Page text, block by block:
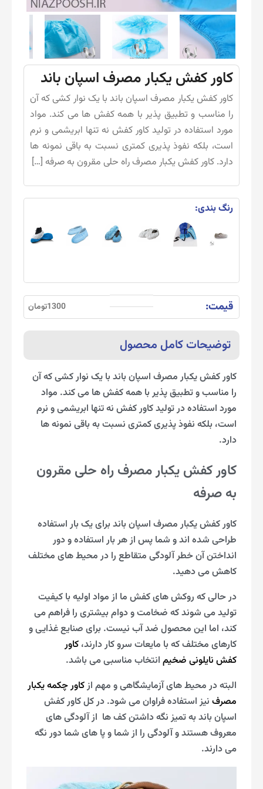
کاور کفش یکبار مصرف اسپان باند
کاور کفش یکبار مصرف اسپان باند با یک نوار کشی که آن
را مناسب و تطبیق پذیر با همه کفش ها می کند. مواد
مورد استفاده در تولید کاور کفش نه تنها ابریشمی و نرم
است، بلکه نفوذ پذیری کمتری نسبت به باقی نمونه ها
دارد. کاور کفش یکبار مصرف راه حلی مقرون به صرفه […]
رنگ بندی:
قیمت: 1300تومان
توضیحات کامل محصول
کاور کفش یکبار مصرف اسپان باند با یک نوار کشی که آن
را مناسب و تطبیق پذیر با همه کفش ها می کند. مواد
مورد استفاده در تولید کاور کفش نه تنها ابریشمی و نرم
است، بلکه نفوذ پذیری کمتری نسبت به باقی نمونه ها
دارد.
کاور کفش یکبار مصرف راه حلی مقرون
به صرفه
کاور کفش یکبار مصرف اسپان باند برای یک بار استفاده
طراحی شده اند و شما پس از هر بار استفاده و دور
انداختن آن خطر آلودگی متقاطع را در محیط های مختلف
کاهش می دهید.
در حالی که روکش های کفش ما از مواد اولیه با کیفیت
تولید می شوند که ضخامت و دوام بیشتری را فراهم می
کند، اما این محصول ضد آب نیست. برای صنایع غذایی و
کارهای مختلف که با مایعات سرو کار دارند، کاور
کفش نایلونی ضخیم انتخاب مناسبی می باشد.
البته در محیط های آزمایشگاهی و مهم ازکاور چکمه یکبار
مصرف نیز استفاده فراوان می شود. در کل کاور کفش
اسپان باند به تمیز نگه داشتن کف‌ ها از آلودگی‌ های
معروف هستند و آلودگی را از شما و پا های شما دور نگه
می دارند.